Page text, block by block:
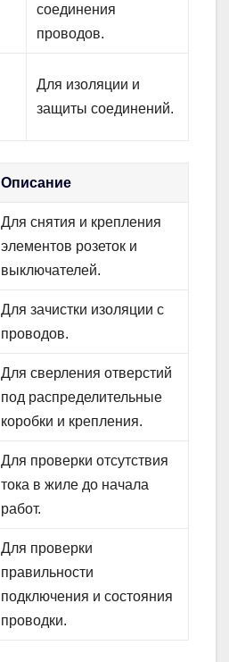
соединения
проводов.
Для изоляции и
защиты соединений.
Описание
Для снятия и крепления
элементов розеток и
выключателей.
Для зачистки изоляции с
проводов.
Для сверления отверстий
под распределительные
коробки и крепления.
Для проверки отсутствия
тока в жиле до начала
работ.
Для проверки
правильности
подключения и состояния
проводки.